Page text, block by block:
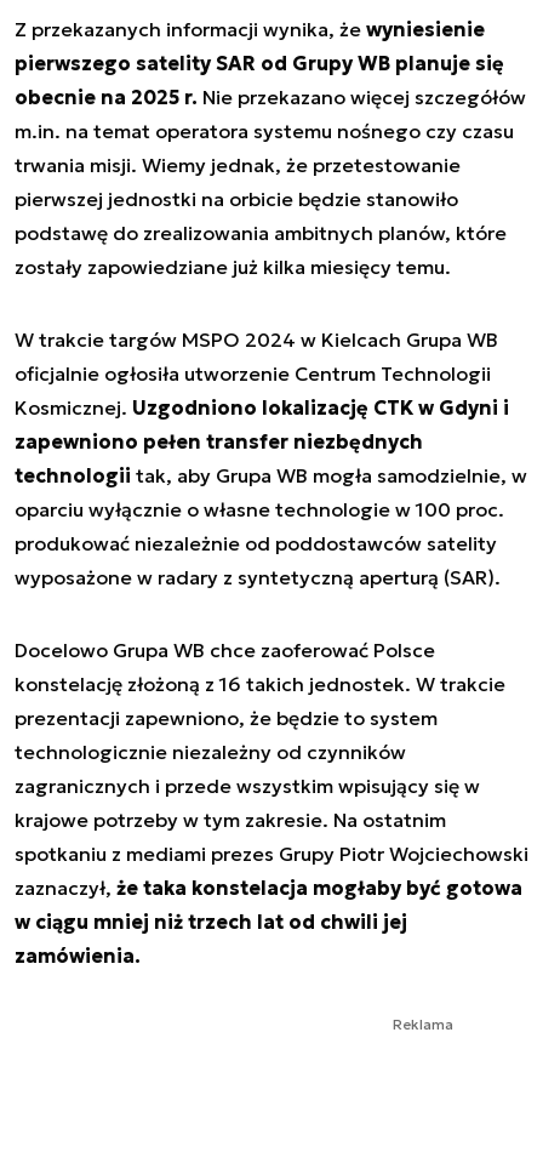
Z przekazanych informacji wynika, że wyniesienie
pierwszego satelity SAR od Grupy WB planuje się
obecnie na 2025 r. Nie przekazano więcej szczegółów
m.in. na temat operatora systemu nośnego czy czasu
trwania misji. Wiemy jednak, że przetestowanie
pierwszej jednostki na orbicie będzie stanowiło
podstawę do zrealizowania ambitnych planów, które
zostały zapowiedziane już kilka miesięcy temu.
W trakcie targów MSPO 2024 w Kielcach Grupa WB
oficjalnie ogłosiła utworzenie Centrum Technologii
Kosmicznej. Uzgodniono lokalizację CTK w Gdyni i
zapewniono pełen transfer niezbędnych
technologii tak, aby Grupa WB mogła samodzielnie, w
oparciu wyłącznie o własne technologie w 100 proc.
produkować niezależnie od poddostawców satelity
wyposażone w radary z syntetyczną aperturą (SAR).
Docelowo Grupa WB chce zaoferować Polsce
konstelację złożoną z 16 takich jednostek. W trakcie
prezentacji zapewniono, że będzie to system
technologicznie niezależny od czynników
zagranicznych i przede wszystkim wpisujący się w
krajowe potrzeby w tym zakresie. Na ostatnim
spotkaniu z mediami prezes Grupy Piotr Wojciechowski
zaznaczył, że taka konstelacja mogłaby być gotowa
w ciągu mniej niż trzech lat od chwili jej
zamówienia.
Reklama